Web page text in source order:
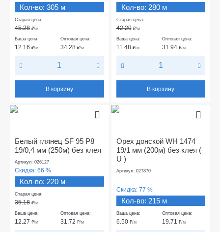
Кол-во: 305 м
Старая цена:
45.28 ₽/м
Ваша цена:
12.16 ₽/м
Оптовая цена:
34.28₽/м
В корзину
Кол-во: 280 м
Старая цена:
42.20 ₽/м
Ваша цена:
11.48 ₽/м
Оптовая цена:
31.94 ₽/м
В корзину
Белый глянец SF 95 Р8
19/0,4 мм (250м) без клея
Артикул: 026127
Скидка: 66 %
Кол-во: 220 м
Старая цена:
35.18 ₽/м
Ваша цена:
12.27 ₽/м
Оптовая цена:
31.72₽/м
Орех донской WH 1474
19/1 мм (200м) без клея (
U )
Артикул: 027870
Скидка: 77 %
Кол-во: 215 м
Ваша цена:
6.50 ₽/м
Оптовая цена:
19.71 ₽/м